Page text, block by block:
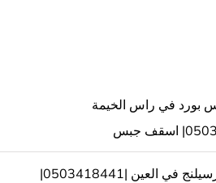
بورد في راس الخيمة
تركيب فورسيلنج في العين |0503418441|